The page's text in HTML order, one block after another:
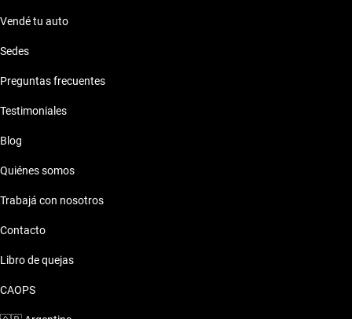
Vendé tu auto
Sedes
Preguntas frecuentes
Testimoniales
Blog
Quiénes somos
Trabajá con nosotros
Contacto
Libro de quejas
CAOPS